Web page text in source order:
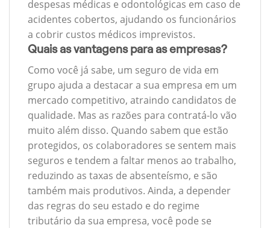
despesas médicas e odontológicas em caso de
acidentes cobertos, ajudando os funcionários
a cobrir custos médicos imprevistos.
Quais as vantagens para as empresas?
Como você já sabe, um seguro de vida em
grupo ajuda a destacar a sua empresa em um
mercado competitivo, atraindo candidatos de
qualidade. Mas as razões para contratá-lo vão
muito além disso. Quando sabem que estão
protegidos, os colaboradores se sentem mais
seguros e tendem a faltar menos ao trabalho,
reduzindo as taxas de absenteísmo, e são
também mais produtivos. Ainda, a depender
das regras do seu estado e do regime
tributário da sua empresa, você pode se